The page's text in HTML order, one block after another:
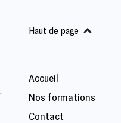
Accueil
Nos formations
Contact
Haut de page